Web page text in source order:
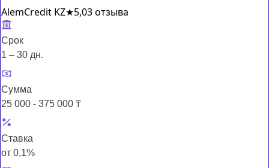
AlemCredit KZ★5,03 отзыва
Срок
1 – 30 дн.
Сумма
25 000 - 375 000 ₸
Ставка
от 0,1%